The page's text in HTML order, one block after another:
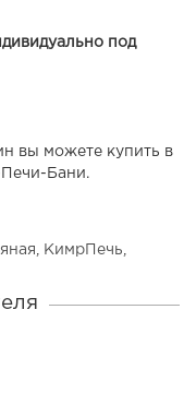
под
вы можете купить в
Бани.
, КимрПечь,